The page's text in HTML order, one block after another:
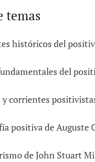
temas
históricos del
del
y corrientes
positiva de Auguste
de John Stuart